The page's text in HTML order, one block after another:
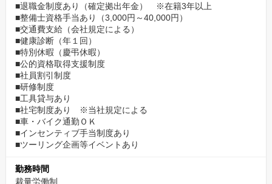
■退職金制度あり（確定拠出年金） ※在籍3年以上
■整備士資格手当あり（3,000円～40,000円）
■交通費支給（会社規定による）
■健康診断（年１回）
■特別休暇（慶弔休暇）
■公的資格取得支援制度
■社員割引制度
■研修制度
■工具貸与あり
■社宅制度あり ※当社規定による
■車・バイク通勤ＯＫ
■インセンティブ手当制度あり
■ツーリング企画等イベントあり
勤務時間
裁量労働制